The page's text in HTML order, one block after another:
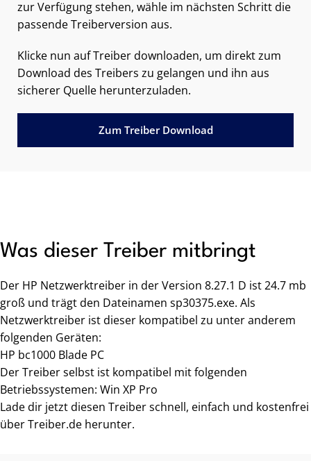
zur Verfügung stehen, wähle im nächsten Schritt die
passende Treiberversion aus.
Klicke nun auf Treiber downloaden, um direkt zum
Download des Treibers zu gelangen und ihn aus
sicherer Quelle herunterzuladen.
Zum Treiber Download
Was dieser Treiber mitbringt
Der HP Netzwerktreiber in der Version 8.27.1 D ist 24.7 mb
groß und trägt den Dateinamen sp30375.exe. Als
Netzwerktreiber ist dieser kompatibel zu unter anderem
folgenden Geräten:
HP bc1000 Blade PC
Der Treiber selbst ist kompatibel mit folgenden
Betriebssystemen: Win XP Pro
Lade dir jetzt diesen Treiber schnell, einfach und kostenfrei
über Treiber.de herunter.